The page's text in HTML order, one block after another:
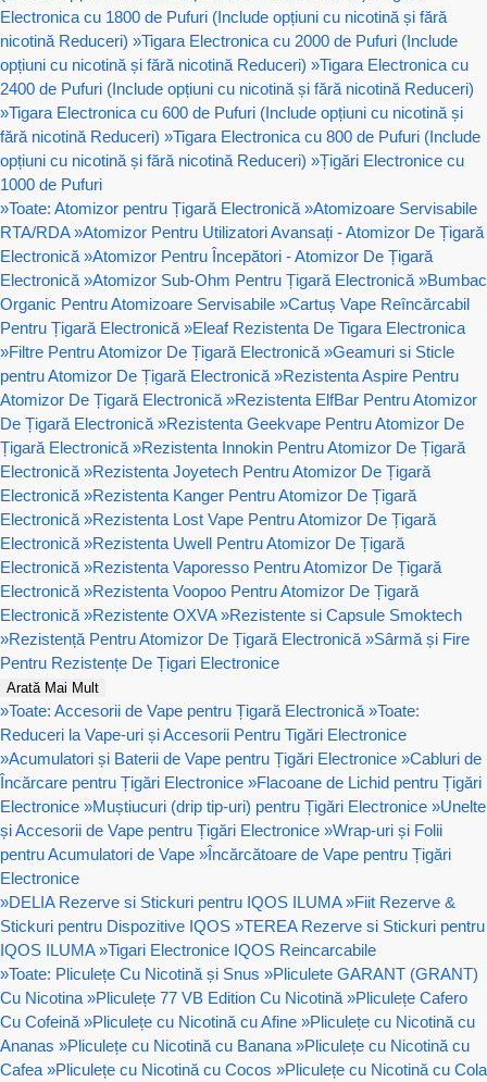
Electronica cu 1800 de Pufuri (Include opțiuni cu nicotină și fără
nicotină Reduceri) »Tigara Electronica cu 2000 de Pufuri (Include
opțiuni cu nicotină și fără nicotină Reduceri) »Tigara Electronica cu
2400 de Pufuri (Include opțiuni cu nicotină și fără nicotină Reduceri)
»Tigara Electronica cu 600 de Pufuri (Include opțiuni cu nicotină și
fără nicotină Reduceri) »Tigara Electronica cu 800 de Pufuri (Include
opțiuni cu nicotină și fără nicotină Reduceri) »Țigări Electronice cu
1000 de Pufuri
»Toate: Atomizor pentru Țigară Electronică »Atomizoare Servisabile
RTA/RDA »Atomizor Pentru Utilizatori Avansați - Atomizor De Țigară
Electronică »Atomizor Pentru Începători - Atomizor De Țigară
Electronică »Atomizor Sub-Ohm Pentru Țigară Electronică »Bumbac
Organic Pentru Atomizoare Servisabile »Cartuș Vape Reîncărcabil
Pentru Țigară Electronică »Eleaf Rezistenta De Tigara Electronica
»Filtre Pentru Atomizor De Țigară Electronică »Geamuri si Sticle
pentru Atomizor De Țigară Electronică »Rezistenta Aspire Pentru
Atomizor De Țigară Electronică »Rezistenta ElfBar Pentru Atomizor
De Țigară Electronică »Rezistenta Geekvape Pentru Atomizor De
Țigară Electronică »Rezistenta Innokin Pentru Atomizor De Țigară
Electronică »Rezistenta Joyetech Pentru Atomizor De Țigară
Electronică »Rezistenta Kanger Pentru Atomizor De Țigară
Electronică »Rezistenta Lost Vape Pentru Atomizor De Țigară
Electronică »Rezistenta Uwell Pentru Atomizor De Țigară
Electronică »Rezistenta Vaporesso Pentru Atomizor De Țigară
Electronică »Rezistenta Voopoo Pentru Atomizor De Țigară
Electronică »Rezistente OXVA »Rezistente si Capsule Smoktech
»Rezistență Pentru Atomizor De Țigară Electronică »Sârmă și Fire
Pentru Rezistențe De Țigari Electronice
Arată Mai Mult
»Toate: Accesorii de Vape pentru Țigară Electronică »Toate:
Reduceri la Vape-uri și Accesorii Pentru Tigări Electronice
»Acumulatori și Baterii de Vape pentru Țigări Electronice »Cabluri de
Încărcare pentru Țigări Electronice »Flacoane de Lichid pentru Țigări
Electronice »Muștiucuri (drip tip-uri) pentru Țigări Electronice »Unelte
și Accesorii de Vape pentru Țigări Electronice »Wrap-uri și Folii
pentru Acumulatori de Vape » Încărcătoare de Vape pentru Țigări
Electronice
»DELIA Rezerve si Stickuri pentru IQOS ILUMA »Fiit Rezerve &
Stickuri pentru Dispozitive IQOS »TEREA Rezerve si Stickuri pentru
IQOS ILUMA »Tigari Electronice IQOS Reincarcabile
»Toate: Pliculețe Cu Nicotină și Snus »Pliculete GARANT (GRANT)
Cu Nicotina »Pliculețe 77 VB Edition Cu Nicotină »Pliculețe Cafero
Cu Cofeină »Pliculețe cu Nicotină cu Afine »Pliculețe cu Nicotină cu
Ananas »Pliculețe cu Nicotină cu Banana »Pliculețe cu Nicotină cu
Cafea »Pliculețe cu Nicotină cu Cocos »Pliculețe cu Nicotină cu Cola